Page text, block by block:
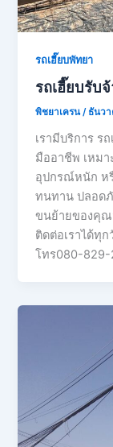
รถเฮี๊ยบพัทยา
รถเฮี๊ยบรับ
พิชยาเครน/ ธันว
เรามีบริการ ร
มืออาชีพ เหมา
อุปกรณ์หนัก ห
ทนทาน ปลอด
ขนย้ายของคุณ
ติดต่อเราได้ทุ
โทร080-